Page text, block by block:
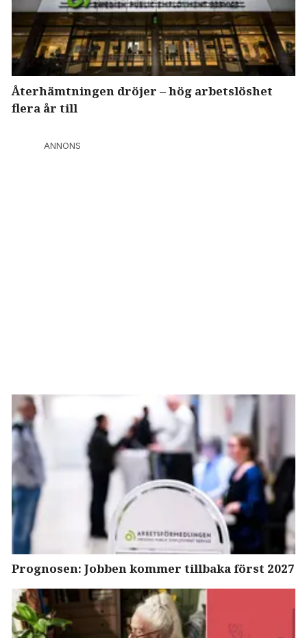
Återhämtningen dröjer – hög arbetslöshet
flera år till
ANNONS
Prognosen: Jobben kommer tillbaka först 2027